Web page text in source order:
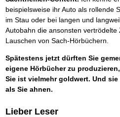
beispielsweise ihr Auto als rollende
im Stau oder bei langen und
Autobahn die ansonsten
Lauschen von Sach-Hörbüchern.
Spätestens jetzt dürften Sie
eigene Hörbücher zu
Sie ist vielmehr goldwert. Und
als Sie ahnen.
Lieber Leser